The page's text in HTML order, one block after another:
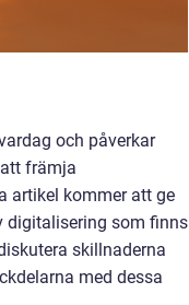
och påverkar
främja
artikel kommer att ge
digitalisering som finns
skillnaderna
med dessa